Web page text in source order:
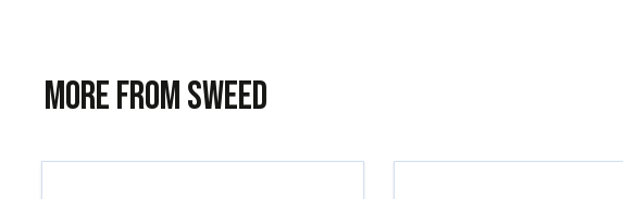
More from Sweed